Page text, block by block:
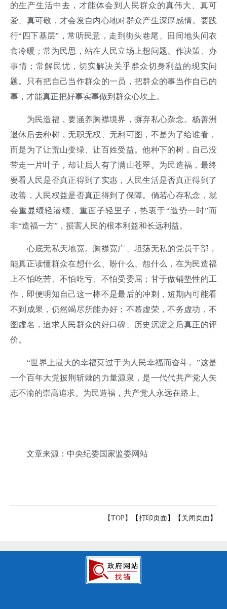
的生产生活中去，才能体会到人民群众的真伟大、真可
爱、真可敬，才会发自内心地对群众产生深厚感情。要践
行“四下基层”，常听民意，走到街头巷尾、田间地头问衣
食冷暖；常为民思，站在人民立场上想问题、作决策、办
事情；常解民忧，切实解决关乎群众切身利益的现实问
题。只有把自己当作群众的一员，把群众的事当作自己的
事，才能真正把好事实事做到群众心坎上。
为民造福，要涵养胸襟境界，摒弃私心杂念。杨善洲
退休后去种树，无职无权、无利可图，不是为了给谁看，
而是为了让荒山变绿、让百姓受益。他种下的树，自己没
带走一片叶子，却让后人有了满山苍翠。为民造福，最终
要看人民是否真正得到了实惠，人民生活是否真正得到了
改善，人民权益是否真正得到了保障。倘若心存私念，就
会重显绩轻潜绩、重面子轻里子，热衷于“造势一时”而
非“造福一方”，损害人民的根本利益和长远利益。
心底无私天地宽。胸襟宽广、坦荡无私的党员干部，
能真正读懂群众在想什么、盼什么、怨什么，在为民造福
上不怕吃苦、不怕吃亏、不怕受委屈；甘于做铺垫性的工
作，即便明知自己这一棒不是最后的冲刺，短期内可能看
不到成果，仍然竭尽所能办好；不慕虚荣，不务虚功，不
图虚名，追求人民群众的好口碑、历史沉淀之后真正的评
价。
“世界上最大的幸福莫过于为人民幸福而奋斗。”这是
一个百年大党披荆斩棘的力量源泉，是一代代共产党人矢
志不渝的崇高追求。为民造福，共产党人永远在路上。
文章来源：中央纪委国家监委网站
【TOP】 【打印页面 】【 关闭页面 】